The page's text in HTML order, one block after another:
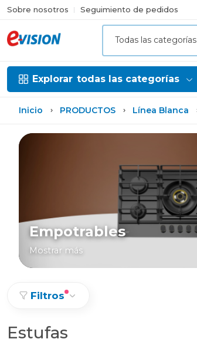
Sobre nosotros Seguimiento de pedidos
Todas las categorías
Explorar todas las categorías
Inicio PRODUCTOS Línea Blanca
Empotrables
Mostrar más
Filtros
Estufas